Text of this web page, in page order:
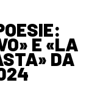
E «LA
DA